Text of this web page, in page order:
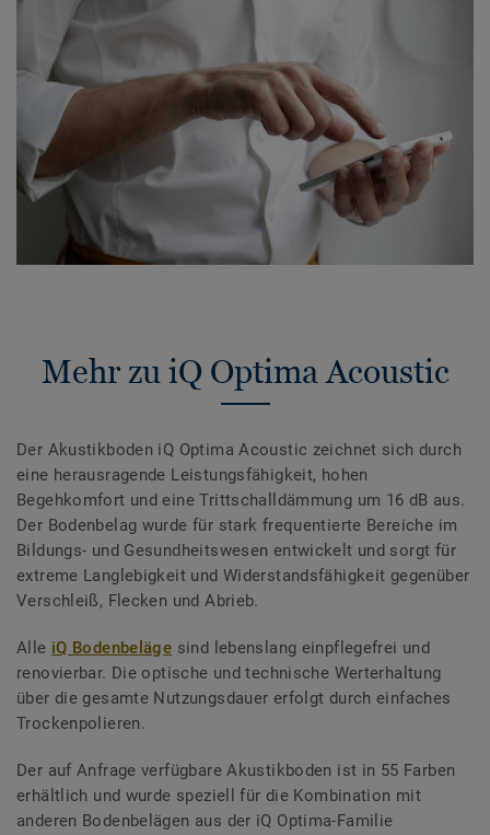
Mehr zu iQ Optima Acoustic
Der Akustikboden iQ Optima Acoustic zeichnet sich durch
eine herausragende Leistungsfähigkeit, hohen
Begehkomfort und eine Trittschalldämmung um 16 dB aus.
Der Bodenbelag wurde für stark frequentierte Bereiche im
Bildungs- und Gesundheitswesen entwickelt und sorgt für
extreme Langlebigkeit und Widerstandsfähigkeit gegenüber
Verschleiß, Flecken und Abrieb.
Alle iQ Bodenbeläge sind lebenslang einpflegefrei und
renovierbar. Die optische und technische Werterhaltung
über die gesamte Nutzungsdauer erfolgt durch einfaches
Trockenpolieren.
Der auf Anfrage verfügbare Akustikboden ist in 55 Farben
erhältlich und wurde speziell für die Kombination mit
anderen Bodenbelägen aus der iQ Optima-Familie